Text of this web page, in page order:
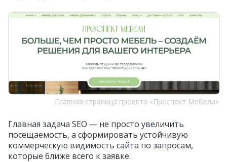
Главная страница проекта «Проспект Мебели»
Главная задача SEO — не просто увеличить
посещаемость, а сформировать устойчивую
коммерческую видимость сайта по запросам,
которые ближе всего к заявке.